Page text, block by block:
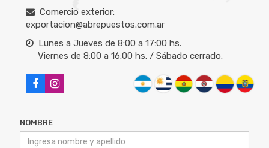
Comercio exterior:
exportacion@abrepuestos.com.ar
Lunes a Jueves de 8:00 a 17:00 hs.
Viernes de 8:00 a 16:00 hs. / Sábado cerrado.
NOMBRE